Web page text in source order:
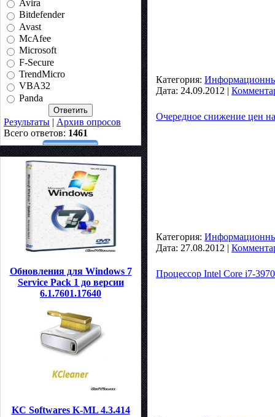
Avira
Bitdefender
Avast
McAfee
Microsoft
F-Secure
TrendMicro
VBA32
Panda
Результаты | Архив опросов
Всего ответов: 1461
Обновления для Windows 7
Service Pack 1 до версии
6.1.7601.17640
KC Softwares K-ML 4.3.414
Категория:
Дата: 24.09.2012 |
Очередное снижение цен
Категория:
Дата: 27.08.2012 |
Процессор Intel Core i7-